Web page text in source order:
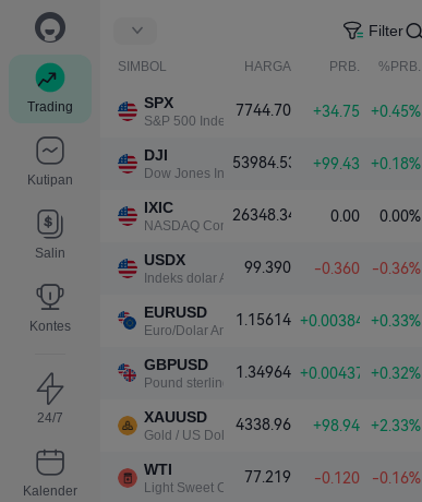
Trading
Kutipan
Salin
Kontes
24/7
Kalender
Filter
SIMBOL HARGA PRB. %PRB.
SPX
S&P 500 Index
7744.70 +34.75 +0.45%
DJI
Dow Jones Industrial Average
53984.53 +99.43 +0.18%
IXIC
NASDAQ Composite Index
26348.34 0.00 0.00%
USDX
Indeks dolar AS
99.390 -0.360 -0.36%
EURUSD
Euro/Dolar Amerika
1.15614 +0.00384 +0.33%
GBPUSD
Pound sterling/Dolar Amerika
1.34964 +0.00437 +0.32%
XAUUSD
Gold / US Dollar
4338.96 +98.94 +2.33%
WTI
Light Sweet Crude Oil
77.219 -0.120 -0.16%